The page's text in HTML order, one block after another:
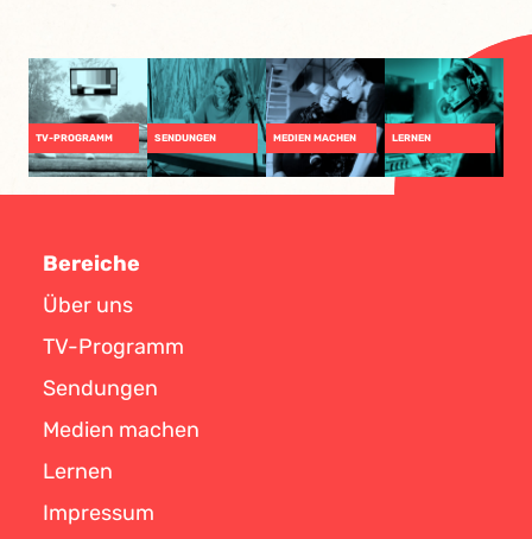
TV-PROGRAMM SENDUNGEN MEDIEN MACHEN LERNEN
Bereiche
Über uns
TV-Programm
Sendungen
Medien machen
Lernen
Impressum